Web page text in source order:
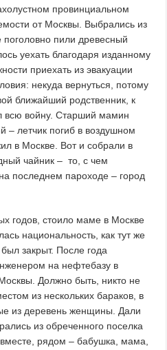
провинциальном
от Москвы. Выбрались из
поголовно пили древесный
уехать благодаря изданному
приехать из эвакуации
некуда вернуться, потому
ближайший родственник, к
всю войну. Старший мамин
– летчик погиб в воздушном
в Москве. Вот и собрали в
чайник – то, с чем
последнем пароходе – город
годов, стоило маме в Москве
национальность, как тут же
закрыт. После года
на нефтебазу в
Должно быть, никто не
из нескольких бараков, в
из деревень женщины. Дали
из обреченного поселка
рядом – бабушка, мама,